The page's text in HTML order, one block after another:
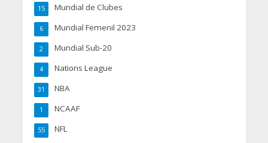
Mundial de Clubes
15
Mundial Femenil 2023
6
Mundial Sub-20
2
Nations League
4
NBA
31
NCAAF
1
NFL
55